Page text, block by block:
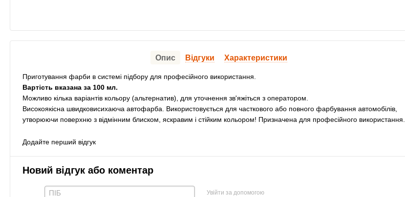
Опис Відгуки Характеристики
Приготування фарби в системі підбору для професійного використання.
Вартість вказана за 100 мл.
Можливо кілька варіантів кольору (альтернатив), для уточнення зв'яжіться з оператором.
Високоякісна швидковисихаюча автофарба. Використовується для часткового або повного фарбування автомобілів,
утворюючи поверхню з відмінним блиском, яскравим і стійким кольором! Призначена для професійного використання.
Додайте перший відгук
Новий відгук або коментар
Увійти за допомогою